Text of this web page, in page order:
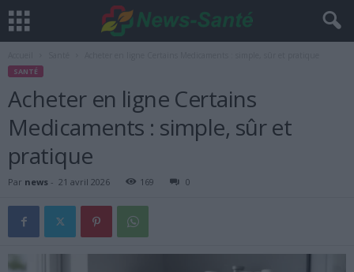
SANTÉ
Acheter en ligne Certains
Medicaments : simple, sûr et
pratique
Par news - 21 avril 2026 169 0